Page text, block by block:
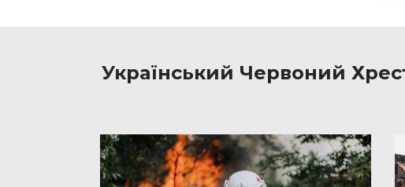
Український Червоний